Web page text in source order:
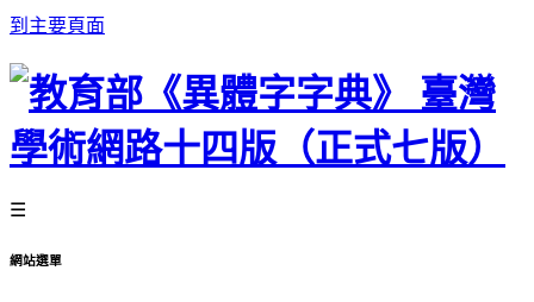
到主要頁面
☰
網站選單